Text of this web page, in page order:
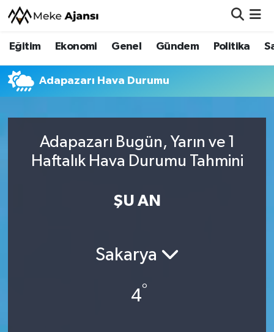
Eğitim Ekonomi Genel Gündem Politika
Adapazarı Hava Durumu
Adapazarı Bugün, Yarın ve 1
Haftalık Hava Durumu Tahmini
ŞU AN
Sakarya
4°
Eğitim
Ekonomi
Gündem
Nöbetçi Eczaneler
Hava Durumu
Trafik Durumu